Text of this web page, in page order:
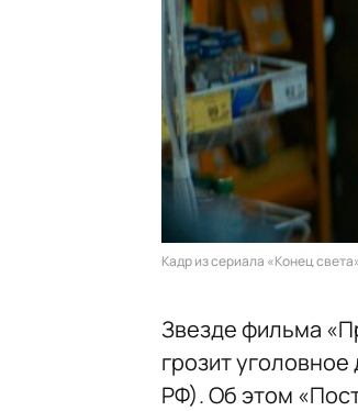
Кадр из сериала «Конец
Звезде фильма
грозит уголовное
РФ). Об этом